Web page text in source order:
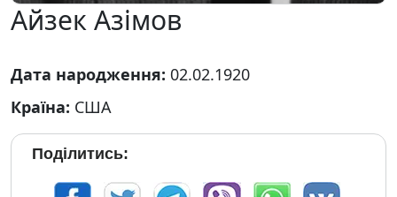
Айзек Азімов
Дата народження: 02.02.1920
Країна: США
Поділитись: